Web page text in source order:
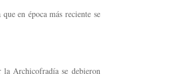
en época más reciente se
la Archicofradía se debieron